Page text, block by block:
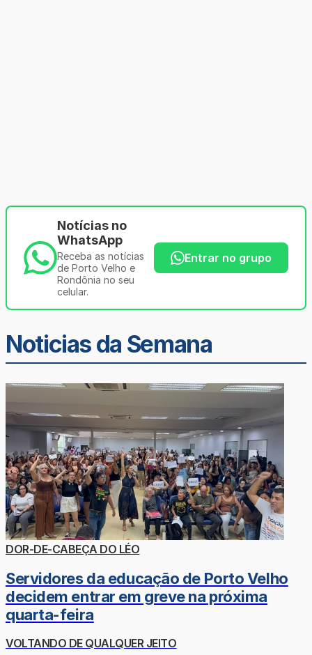
Notícias no
WhatsApp
Receba as notícias
de Porto Velho e
Rondônia no seu
celular.
Entrar no grupo
Noticias da Semana
DOR-DE-CABEÇA DO LÉO
Servidores da educação de Porto Velho
decidem entrar em greve na próxima
quarta-feira
VOLTANDO DE QUALQUER JEITO